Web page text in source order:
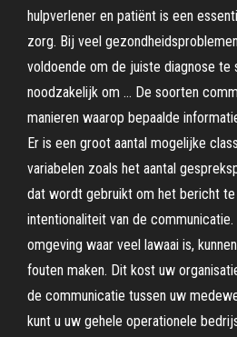
hulpverlener en patiënt is een
zorg. Bij veel
voldoende om de juiste diagnose te
noodzakelijk om … De soorten
manieren waarop bepaalde
Er is een groot aantal mogelijke
variabelen zoals het aantal
dat wordt gebruikt om het bericht
intentionaliteit van de communicatie.
omgeving waar veel lawaai is,
fouten maken. Dit kost uw
de communicatie tussen uw
kunt u uw gehele operationele